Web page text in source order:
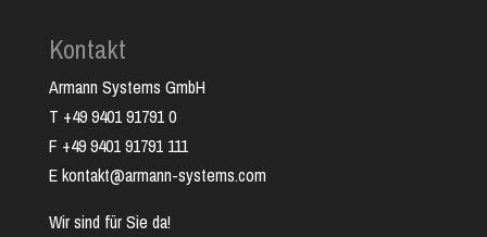
Kontakt
Armann Systems GmbH
T +49 9401 91791 0
F +49 9401 91791 111
E kontakt@armann-systems.com
Wir sind für Sie da!